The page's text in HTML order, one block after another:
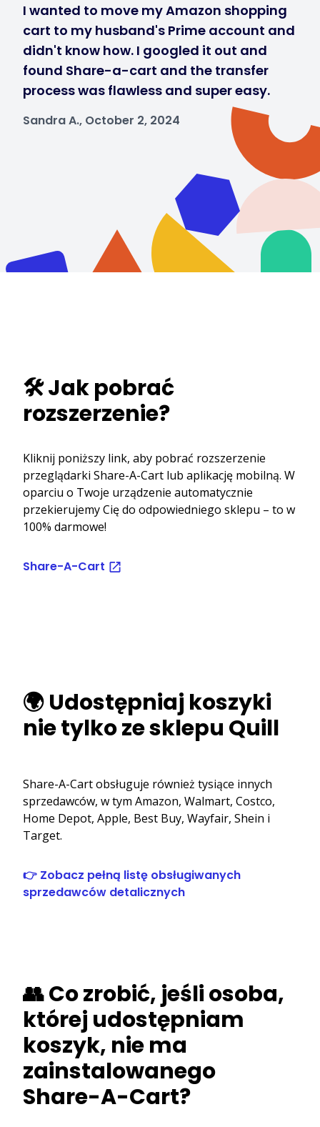
I wanted to move my Amazon shopping
cart to my husband's Prime account and
didn't know how. I googled it out and
found Share-a-cart and the transfer
process was flawless and super easy.
Sandra A., October 2, 2024
🛠️ Jak pobrać
rozszerzenie?
Kliknij poniższy link, aby pobrać rozszerzenie
przeglądarki Share-A-Cart lub aplikację mobilną. W
oparciu o Twoje urządzenie automatycznie
przekierujemy Cię do odpowiedniego sklepu – to w
100% darmowe!
Share-A-Cart
🌍 Udostępniaj koszyki
nie tylko ze sklepu Quill
Share-A-Cart obsługuje również tysiące innych
sprzedawców, w tym Amazon, Walmart, Costco,
Home Depot, Apple, Best Buy, Wayfair, Shein i
Target.
👉 Zobacz pełną listę obsługiwanych
sprzedawców detalicznych
👥 Co zrobić, jeśli osoba,
której udostępniam
koszyk, nie ma
zainstalowanego
Share-A-Cart?